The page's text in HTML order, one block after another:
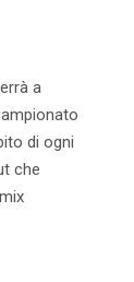
a
di ogni
che